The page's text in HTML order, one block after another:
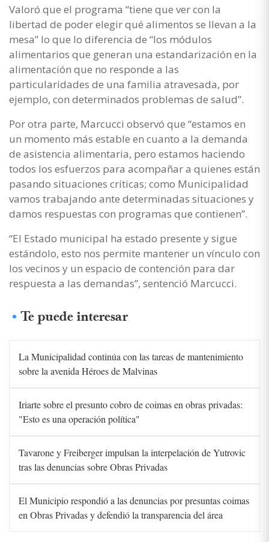
Valoró que el programa “tiene que ver con la
libertad de poder elegir qué alimentos se llevan a la
mesa” lo que lo diferencia de “los módulos
alimentarios que generan una estandarización en la
alimentación que no responde a las
particularidades de una familia atravesada, por
ejemplo, con determinados problemas de salud”.
Por otra parte, Marcucci observó que “estamos en
un momento más estable en cuanto a la demanda
de asistencia alimentaria, pero estamos haciendo
todos los esfuerzos para acompañar a quienes están
pasando situaciones críticas; como Municipalidad
vamos trabajando ante determinadas situaciones y
damos respuestas con programas que contienen”.
“El Estado municipal ha estado presente y sigue
estándolo, esto nos permite mantener un vínculo con
los vecinos y un espacio de contención para dar
respuesta a las demandas”, sentenció Marcucci.
Te puede interesar
La Municipalidad continúa con las tareas de mantenimiento
sobre la avenida Héroes de Malvinas
Iriarte sobre el presunto cobro de coimas en obras privadas:
"Esto es una operación política"
Tavarone y Freiberger impulsan la interpelación de Yutrovic
tras las denuncias sobre Obras Privadas
El Municipio respondió a las denuncias por presuntas coimas
en Obras Privadas y defendió la transparencia del área